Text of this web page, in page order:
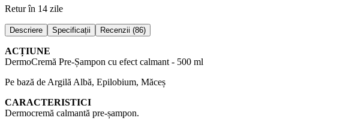
Retur în 14 zile
Descriere Specificații Recenzii (86)
ACȚIUNE
DermoCremă Pre-Șampon cu efect calmant - 500 ml
Pe bază de Argilă Albă, Epilobium, Măceș
CARACTERISTICI
Dermocremă calmantă pre-șampon.